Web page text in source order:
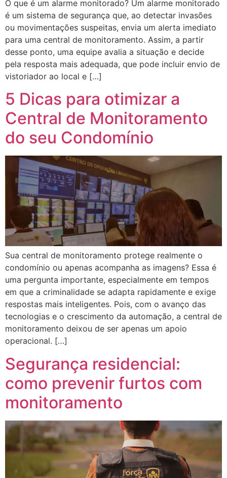
O que é um alarme monitorado? Um alarme monitorado
é um sistema de segurança que, ao detectar invasões
ou movimentações suspeitas, envia um alerta imediato
para uma central de monitoramento. Assim, a partir
desse ponto, uma equipe avalia a situação e decide
pela resposta mais adequada, que pode incluir envio de
vistoriador ao local e […]
5 Dicas para otimizar a
Central de Monitoramento
do seu Condomínio
Sua central de monitoramento protege realmente o
condomínio ou apenas acompanha as imagens? Essa é
uma pergunta importante, especialmente em tempos
em que a criminalidade se adapta rapidamente e exige
respostas mais inteligentes. Pois, com o avanço das
tecnologias e o crescimento da automação, a central de
monitoramento deixou de ser apenas um apoio
operacional. […]
Segurança residencial:
como prevenir furtos com
monitoramento